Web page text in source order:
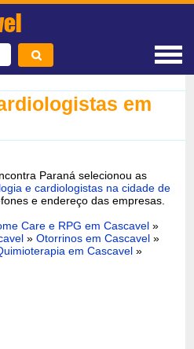
em
Paraná selecionou as
e cardiologistas na cidade de
e endereço das empresas.
Care e RPG em Cascavel »
»Otorrinos em Cascavel »
em Cascavel »